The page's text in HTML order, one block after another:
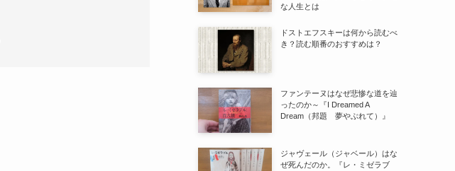
な人生とは
ドストエフスキーは何から読むべ
き？読む順番のおすすめは？
ファンテーヌはなぜ悲惨な道を辿
ったのか～『I Dreamed A
Dream（邦題 夢やぶれて）』
ジャヴェール（ジャベール）はな
ぜ死んだのか。『レ・ミゼラブ